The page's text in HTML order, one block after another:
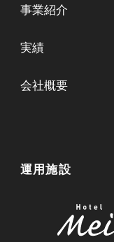
事業紹介
実績
会社概要
運用施設